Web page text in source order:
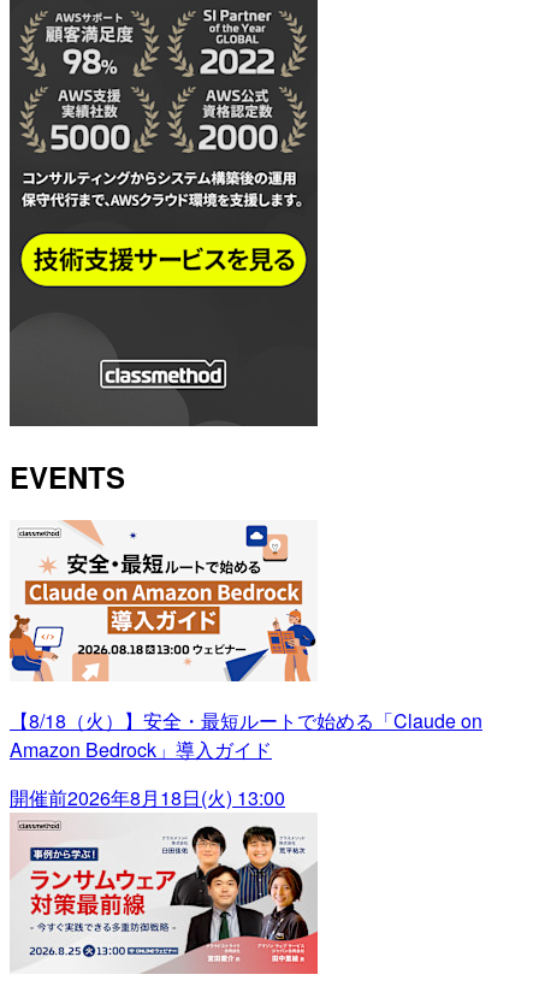
EVENTS
【8/18（火）】安全・最短ルートで始める「Claude on
Amazon Bedrock」導入ガイド
開催前2026年8月18日(火) 13:00